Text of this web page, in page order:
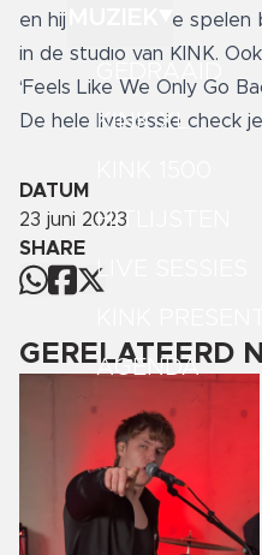
KINK XL
HITLIJSTEN
LIVE SESSIES
AGENDA
en hij kwam ‘m live
in de studio van KINK.
‘Feels Like We Only Go
De hele livesessie check
DATUM
23 juni 2023
SHARE
GERELATEERD